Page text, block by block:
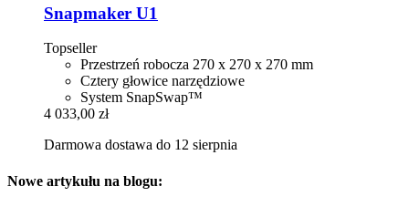
Snapmaker U1
Topseller
Przestrzeń robocza 270 x 270 x 270 mm
Cztery głowice narzędziowe
System SnapSwap™
4 033,00 zł
Darmowa dostawa do 12 sierpnia
Nowe artykułu na blogu: